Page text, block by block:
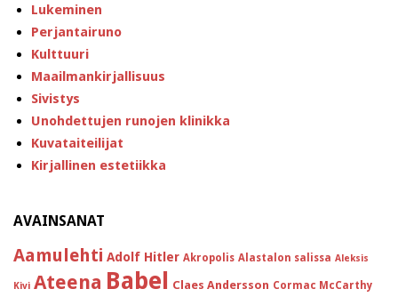
Lukeminen
Perjantairuno
Kulttuuri
Maailmankirjallisuus
Sivistys
Unohdettujen runojen klinikka
Kuvataiteilijat
Kirjallinen estetiikka
AVAINSANAT
Aamulehti Adolf Hitler Akropolis Alastalon salissa Aleksis
Kivi Ateena Babel Claes Andersson Cormac McCarthy